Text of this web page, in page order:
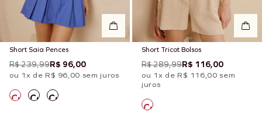
Short Saia Pences
R$ 239,99R$ 96,00
ou 1x de R$ 96,00 sem juros
Short Tricot Bolsos
R$ 289,99R$ 116,00
ou 1x de R$ 116,00 sem
juros